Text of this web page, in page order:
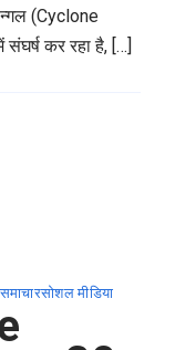
Fengal)
(Cyclone
कर रहा है, […]
समाचारसोशल मीडिया